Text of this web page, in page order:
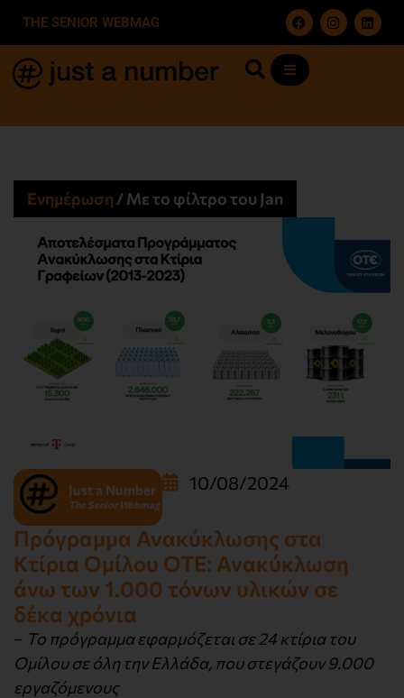
THE SENIOR WEBMAG
Ενημέρωση /Με το φίλτρο του Jan
Just a Number
The Senior Webmag
10/08/2024
Πρόγραμμα Ανακύκλωσης στα
Κτίρια Ομίλου ΟΤΕ: Ανακύκλωση
άνω των 1.000 τόνων υλικών σε
δέκα χρόνια
– Το πρόγραμμα εφαρμόζεται σε 24 κτίρια του
Ομίλου σε όλη την Ελλάδα, που στεγάζουν 9.000
εργαζόμενους